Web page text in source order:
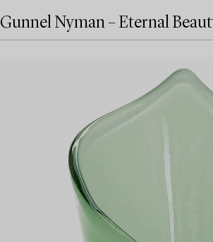
Gunnel Nyman – Eternal